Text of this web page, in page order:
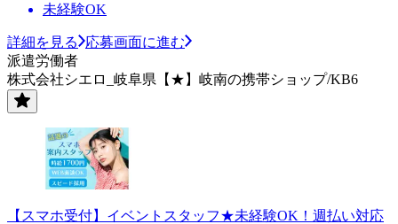
未経験OK
詳細を見る
応募画面に進む
派遣労働者
株式会社シエロ_岐阜県【★】岐南の携帯ショップ/KB6
【スマホ受付】イベントスタッフ★未経験OK！週払い対応